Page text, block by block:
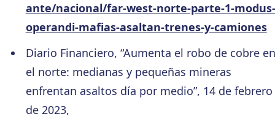
ante/nacional/far-west-norte-parte-1-modus-
operandi-mafias-asaltan-trenes-y-camiones
Diario Financiero, “Aumenta el robo de cobre en
el norte: medianas y pequeñas mineras
enfrentan asaltos día por medio”, 14 de febrero
de 2023,